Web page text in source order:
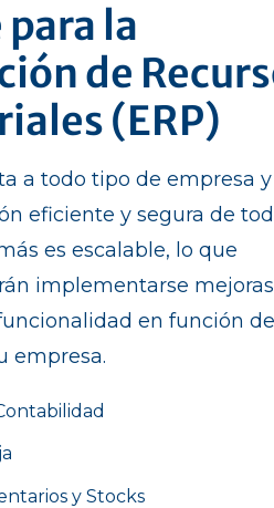
la
de
(ERP)
a todo tipo de empresa y
eficiente y segura de
es escalable, lo que
implementarse
en función
empresa.
y Stocks